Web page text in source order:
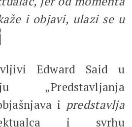
i objavi, ulazi se u
Edward Said u
„Predstavljanja
i predstavlja
i svrhu